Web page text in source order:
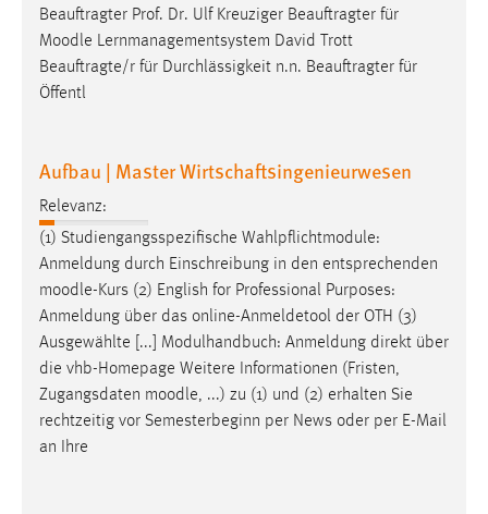
Beauftragter Prof. Dr. Ulf Kreuziger Beauftragter für
Moodle Lernmanagementsystem David Trott
Beauftragte/r für Durchlässigkeit n.n. Beauftragter für
Öffentl
Aufbau | Master Wirtschaftsingenieurwesen
Relevanz:
(1) Studiengangsspezifische Wahlpflichtmodule:
Anmeldung durch Einschreibung in den entsprechenden
moodle-Kurs (2) English for Professional Purposes:
Anmeldung über das online-Anmeldetool der OTH (3)
Ausgewählte [...] Modulhandbuch: Anmeldung direkt über
die vhb-Homepage Weitere Informationen (Fristen,
Zugangsdaten moodle, ...) zu (1) und (2) erhalten Sie
rechtzeitig vor Semesterbeginn per News oder per E-Mail
an Ihre
Zweck:
Conversion-Tracking
Cookie Laufzeit:
Facebook Pixel
_fbp
Anbieter:
Facebook
Zweck:
Conversion-Tracking
Cookie Laufzeit: